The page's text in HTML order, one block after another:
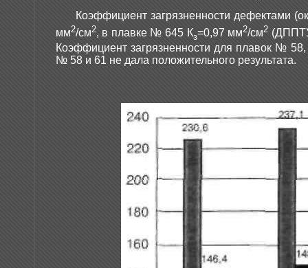
Коэффициент загрязненности дефектами
мм2/см2, в плавке № 645 Кз=0,97 мм2/см2
Коэффициент загрязненности для плавок №
№ 58 и 61 не дала положительного результата.